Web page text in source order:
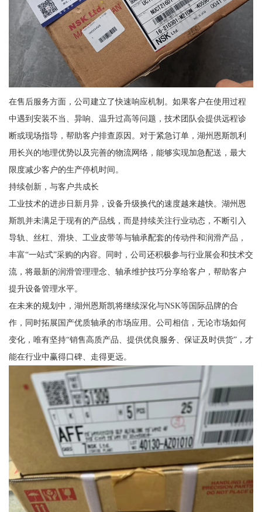
在售后服务方面，公司建立了快速响应机制。如果客户在使用过程
中遇到安装不当、异响、温升过高等问题，技术团队会提供远程诊
断或现场指导，帮助客户排查原因。对于紧急订单，湖州恩斯凯利
用长兴的地理优势以及完善的物流网络，能够实现加急配送，最大
限度减少客户的生产停机时间。
持续创新，与客户共成长
工业技术的进步日新月异，设备升级换代的速度越来越快。湖州恩
斯凯并未满足于现有的产品线，而是持续关注行业动态，不断引入
导轨、丝杠、滑块、工业皮带等与轴承配套的传动件和润滑产品，
丰富“一站式”采购的内容。同时，公司还积极参与行业展会和技术交
流，将最新的润滑管理理念、轴承维护技巧分享给客户，帮助客户
提升设备管理水平。
在未来的规划中，湖州恩斯凯将继续深化与NSK等国际品牌的合
作，同时拓展国产优质轴承的市场应用。公司相信，无论市场如何
变化，唯有坚持“销售高质产品、提供优良服务、保证及时供货”，才
能在行业中赢得口碑、走得更远。